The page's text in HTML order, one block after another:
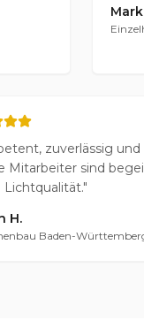
zuverlässig
Mitarbeiter sind
Lichtqualität."
H.
Baden-